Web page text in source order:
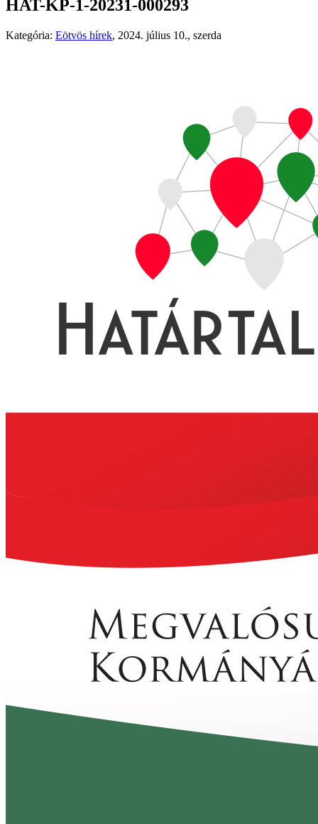
HAT-KP-1-20231-000293
Kategória: Eötvös hírek, 2024. július 10., szerda